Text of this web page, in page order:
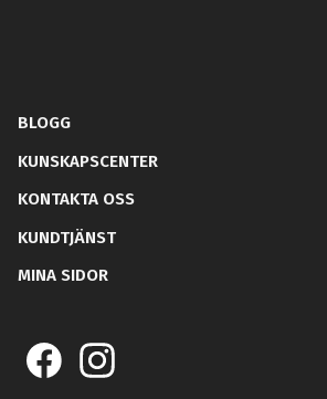
BLOGG
KUNSKAPSCENTER
KONTAKTA OSS
KUNDTJÄNST
MINA SIDOR